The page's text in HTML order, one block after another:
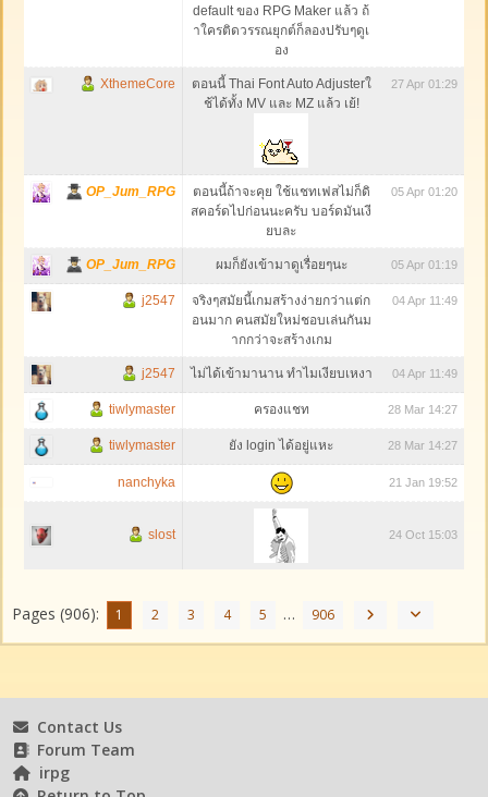
default ของ RPG Maker แล้ว ถ้
าใครติดวรรณยุกต์ก็ลองปรับๆดูเ
อง
XthemeCore
ตอนนี้ Thai Font Auto Adjusterใ
ช้ได้ทั้ง MV และ MZ แล้ว เย้!
27 Apr 01:29
OP_Jum_RPG
ตอนนี้ถ้าจะคุย ใช้แชทเฟสไม่ก็ดิ
สคอร์ดไปก่อนนะครับ บอร์ดมันเงี
ยบละ
05 Apr 01:20
OP_Jum_RPG ผมก็ยังเข้ามาดูเรื่อยๆนะ 05 Apr 01:19
j2547
จริงๆสมัยนี้เกมสร้างง่ายกว่าแต่ก
อนมาก คนสมัยใหม่ชอบเล่นกันม
ากกว่าจะสร้างเกม
04 Apr 11:49
j2547 ไม่ได้เข้ามานาน ทำไมเงียบเหงา 04 Apr 11:49
tiwlymaster ครองแชท 28 Mar 14:27
tiwlymaster ยัง login ได้อยู่แหะ 28 Mar 14:27
nanchyka 21 Jan 19:52
slost 24 Oct 15:03
Pages (906): 1 2 3 4 5 … 906
Contact Us
Forum Team
irpg